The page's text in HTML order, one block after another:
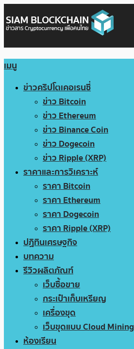
เมนู
ข่าวคริปโตเคอเรนซี่
ข่าว Bitcoin
ข่าว Ethereum
ข่าว Binance Coin
ข่าว Dogecoin
ข่าว Ripple (XRP)
ราคาและการวิเคราะห์
ราคา Bitcoin
ราคา Ethereum
ราคา Dogecoin
ราคา Ripple (XRP)
ปฏิทินเศรษฐกิจ
บทความ
รีวิวผลิตภัณฑ์
เว็บซื้อขาย
กระเป๋าเก็บเหรียญ
เครื่องขุด
เว็บขุดแบบ Cloud Mining
ห้องเรียน